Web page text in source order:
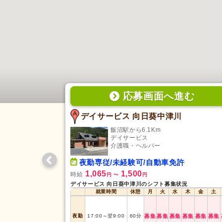
応募画面へ進む
デイサービス 向日葵中津川
飯沼駅から6.1Km
デイサービス
介護職・ヘルパー
夜勤専従/未経験可/自動車免許
時給 1,065 円 〜 1,500 円
デイサービス 向日葵中津川のシフト募集状況
就業時間 休憩 月 火 水 木 金 土
夜勤 17:00 ～翌9:00 60分 募集募集 募集 募集 募集 募集